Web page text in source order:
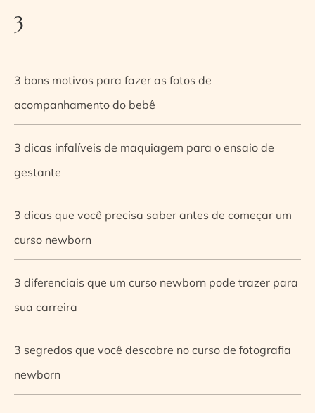
3
3 bons motivos para fazer as fotos de
acompanhamento do bebê
3 dicas infalíveis de maquiagem para o ensaio de
gestante
3 dicas que você precisa saber antes de começar um
curso newborn
3 diferenciais que um curso newborn pode trazer para
sua carreira
3 segredos que você descobre no curso de fotografia
newborn